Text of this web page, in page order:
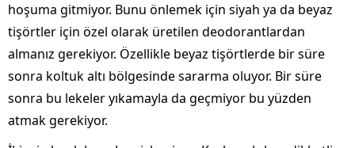
hoşuma gitmiyor. Bunu önlemek için siyah ya da beyaz
tişörtler için özel olarak üretilen deodorantlardan
almanız gerekiyor. Özellikle beyaz tişörtlerde bir süre
sonra koltuk altı bölgesinde sararma oluyor. Bir süre
sonra bu lekeler yıkamayla da geçmiyor bu yüzden
atmak gerekiyor.